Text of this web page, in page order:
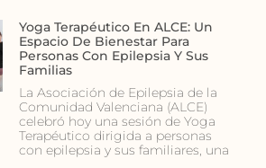
Yoga Terapéutico En ALCE: Un
Espacio De Bienestar Para
Personas Con Epilepsia Y Sus
Familias
La Asociación de Epilepsia de la
Comunidad Valenciana (ALCE)
celebró hoy una sesión de Yoga
Terapéutico dirigida a personas
con epilepsia y sus familiares, una